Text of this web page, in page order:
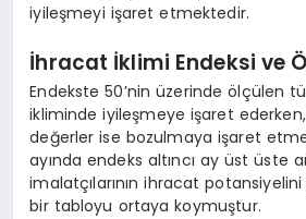
iyileşmeyi işaret etmektedir.
İhracat İklimi Endeksi ve
Endekste 50’nin üzerinde ölçülen
ikliminde iyileşmeye işaret ederken,
değerler ise bozulmaya işaret
ayında endeks altıncı ay üst üste
imalatçılarının ihracat
bir tabloyu ortaya koymuştur.